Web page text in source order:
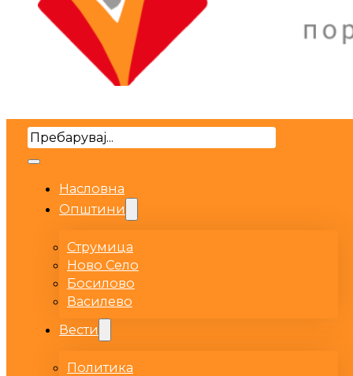
Search
Насловна
Општини
Струмица
Ново Село
Босилово
Василево
Вести
Политика